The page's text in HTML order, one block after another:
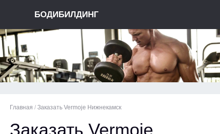
БОДИБИЛДИНГ
Главная / Заказать Vermoje Нижнекамск
Заказать Vermoje